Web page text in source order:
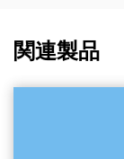
関連製品